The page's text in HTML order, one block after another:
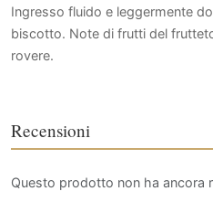
Ingresso fluido e leggermente
biscotto. Note di frutti del
rovere.
Recensioni
Questo prodotto non ha ancora